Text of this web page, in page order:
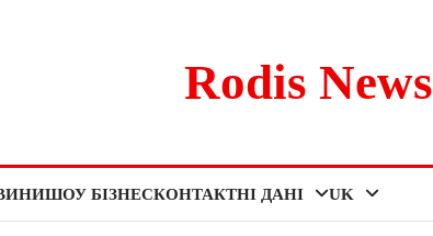
Rodis News
ШОУ БІЗНЕСКОНТАКТНІ ДАНІ UK